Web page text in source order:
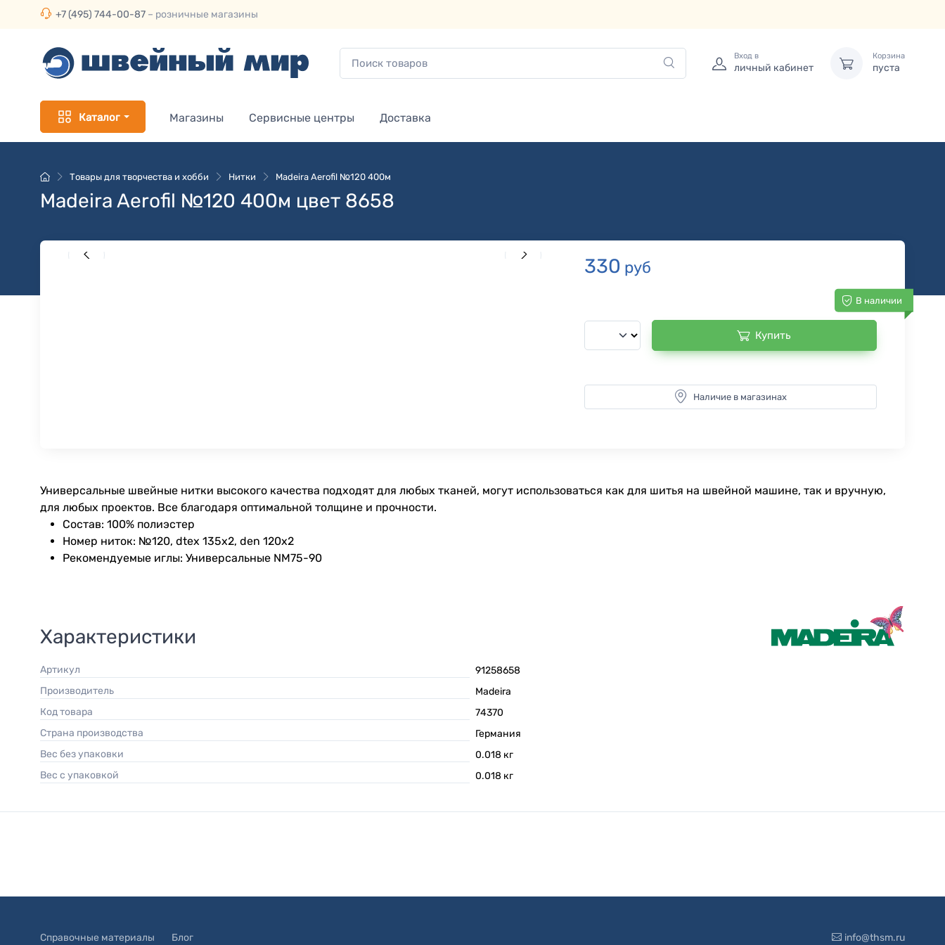
+7 (495) 744-00-87 – розничные магазины
Вход в
личный кабинет
Корзина
пуста
Каталог Магазины Сервисные центры Доставка
Товары для творчества и хобби Нитки Madeira Aerofil №120 400м
Madeira Aerofil №120 400м цвет 8658
330 руб
В наличии
Купить
Наличие в магазинах
Универсальные швейные нитки высокого качества подходят для любых тканей, могут использоваться как для шитья на швейной машине, так и вручную,
для любых проектов. Все благодаря оптимальной толщине и прочности.
Состав: 100% полиэстер
Номер ниток: №120, dtex 135x2, den 120x2
Рекомендуемые иглы: Универсальные NM75-90
Характеристики
Артикул
91258658
Производитель
Madeira
Код товара
74370
Страна производства
Германия
Вес без упаковки
0.018 кг
Вес с упаковкой
0.018 кг
Справочные материалы Блог info@thsm.ru